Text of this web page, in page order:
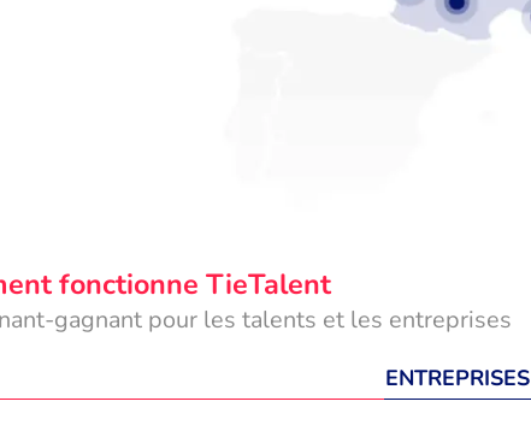
fonctionne TieTalent
gagnant pour les talents et les entreprises
ENTREPRISES